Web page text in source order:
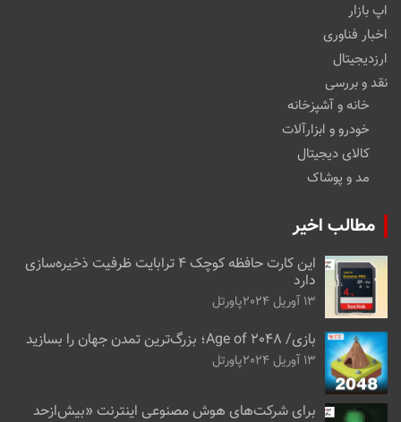
اپ بازار
اخبار فناوری
ارزدیجیتال
نقد و بررسی
خانه و آشپزخانه
خودرو و ابزارآلات
کالای دیجیتال
مد و پوشاک
مطالب اخیر
این کارت حافظه کوچک ۴ ترابایت ظرفیت ذخیره‌سازی
دارد
13 آوریل 2024 پاورتل
بازی/ Age of 2048؛ بزرگ‌ترین تمدن جهان را بسازید
13 آوریل 2024 پاورتل
برای شرکت‌های هوش مصنوعی اینترنت «بیش‌از‌حد